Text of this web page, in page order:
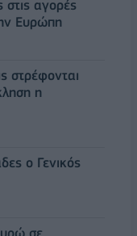
στις αγορές
Ευρώπη
στρέφονται
η
ο Γενικός
σε